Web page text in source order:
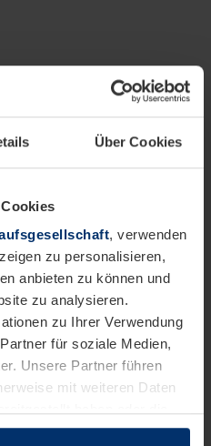
Über Cookies
, verwenden
zu personalisieren,
anbieten zu können und
zu analysieren.
zu Ihrer Verwendung
für soziale Medien,
Unsere Partner führen
mit weiteren Daten
der Dienste gesammelt